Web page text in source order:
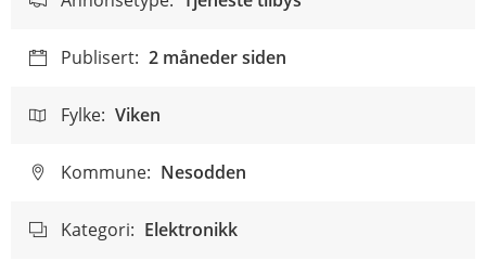
Publisert: 2 måneder siden
Fylke: Viken
Kommune: Nesodden
Kategori: Elektronikk